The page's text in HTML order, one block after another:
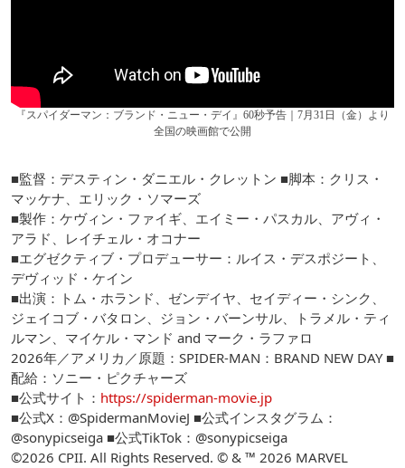
『スパイダーマン：ブランド・ニュー・デイ』60秒予告｜7月31日（金）より
全国の映画館で公開
■監督：デスティン・ダニエル・クレットン ■脚本：クリス・
マッケナ、エリック・ソマーズ
■製作：ケヴィン・ファイギ、エイミー・パスカル、アヴィ・
アラド、レイチェル・オコナー
■エグゼクティブ・プロデューサー：ルイス・デスポジート、
デヴィッド・ケイン
■出演：トム・ホランド、ゼンデイヤ、セイディー・シンク、
ジェイコブ・バタロン、ジョン・バーンサル、トラメル・ティ
ルマン、マイケル・マンド and マーク・ラファロ
2026年／アメリカ／原題：SPIDER-MAN：BRAND NEW DAY ■
配給：ソニー・ピクチャーズ
■公式サイト： https://spiderman-movie.jp
■公式X：@SpidermanMovieJ ■公式インスタグラム：
@sonypicseiga ■公式TikTok：@sonypicseiga
©2026 CPII. All Rights Reserved. © & ™ 2026 MARVEL